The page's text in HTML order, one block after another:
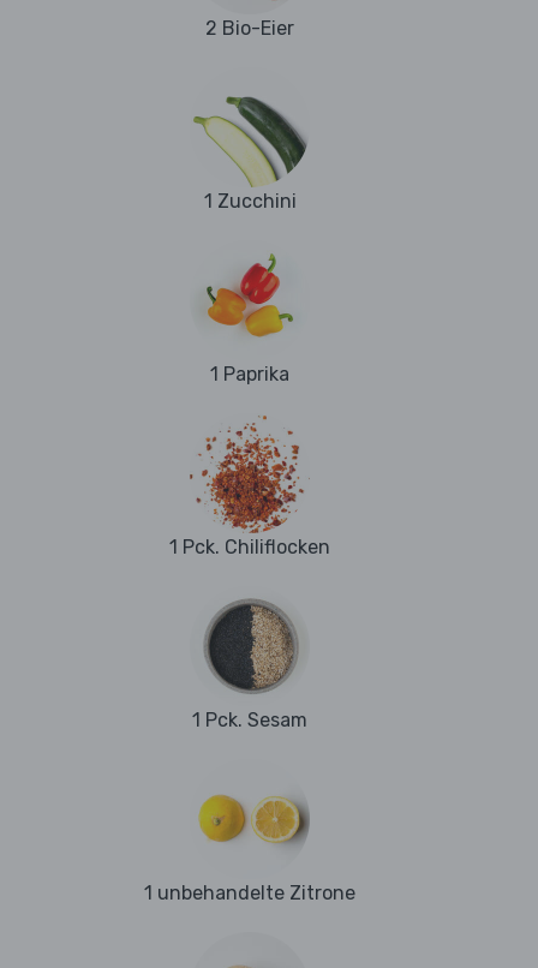
2 Bio-Eier
1 Zucchini
1 Paprika
1 Pck. Chiliflocken
1 Pck. Sesam
1 unbehandelte Zitrone